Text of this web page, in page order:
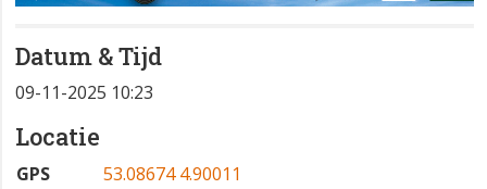
Datum & Tijd
09-11-2025 10:23
Locatie
GPS
53.08674 4.90011